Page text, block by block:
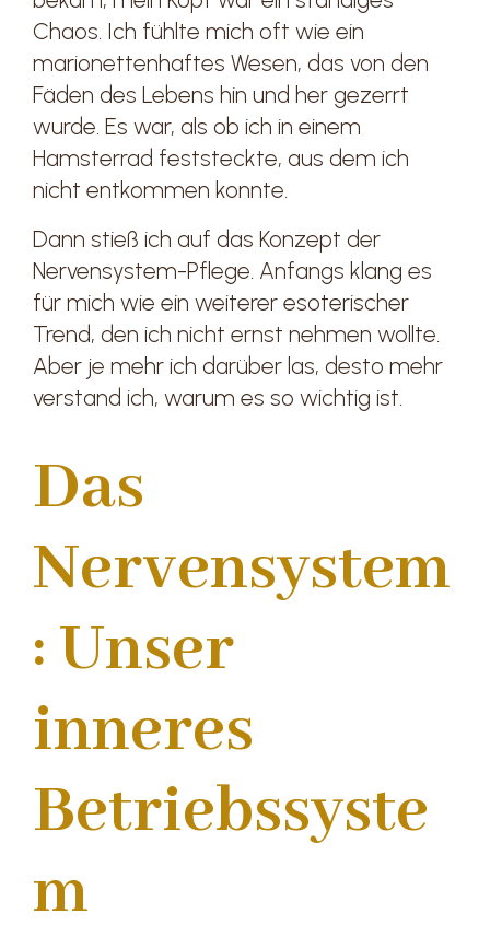
Chaos. Ich fühlte mich oft wie ein
marionettenhaftes Wesen, das von den
Fäden des Lebens hin und her gezerrt
wurde. Es war, als ob ich in einem
Hamsterrad feststeckte, aus dem ich
nicht entkommen konnte.
Dann stieß ich auf das Konzept der
Nervensystem-Pflege. Anfangs klang es
für mich wie ein weiterer esoterischer
Trend, den ich nicht ernst nehmen wollte.
Aber je mehr ich darüber las, desto mehr
verstand ich, warum es so wichtig ist.
Das
Nervensystem
: Unser
inneres
Betriebssyste
m